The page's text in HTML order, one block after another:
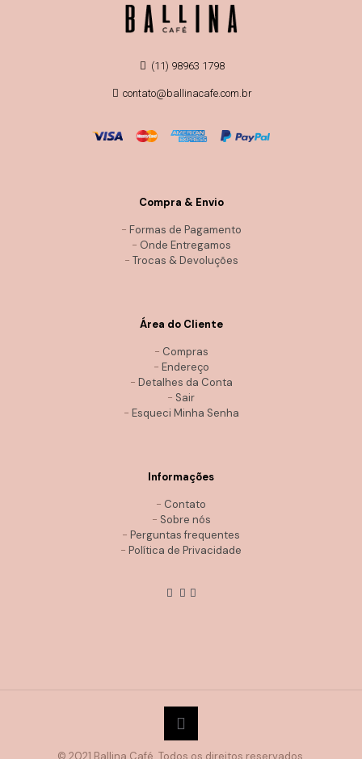
(11) 98963 1798
contato@ballinacafe.com.br
Compra & Envio
- Formas de Pagamento
- Onde Entregamos
- Trocas & Devoluções
Área do Cliente
- Compras
- Endereço
- Detalhes da Conta
- Sair
- Esqueci Minha Senha
Informações
- Contato
- Sobre nós
- Perguntas frequentes
- Política de Privacidade